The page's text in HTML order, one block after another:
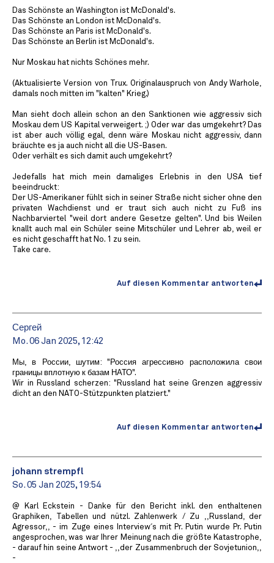
Das Schönste an Washington ist McDonald's.
Das Schönste an London ist McDonald's.
Das Schönste an Paris ist McDonald's.
Das Schönste an Berlin ist McDonald's.
Nur Moskau hat nichts Schönes mehr.
(Aktualisierte Version von Trux. Originalauspruch von Andy Warhole,
damals noch mitten im "kalten" Krieg.)
Man sieht doch allein schon an den Sanktionen wie aggressiv sich
Moskau dem US Kapital verweigert. ;) Oder war das umgekehrt? Das
ist aber auch völlig egal, denn wäre Moskau nicht aggressiv, dann
bräuchte es ja auch nicht all die US-Basen.
Oder verhält es sich damit auch umgekehrt?
Jedefalls hat mich mein damaliges Erlebnis in den USA tief
beeindruckt:
Der US-Amerikaner fühlt sich in seiner Straße nicht sicher ohne den
privaten Wachdienst und er traut sich auch nicht zu Fuß ins
Nachbarviertel "weil dort andere Gesetze gelten". Und bis Weilen
knallt auch mal ein Schüler seine Mitschüler und Lehrer ab, weil er
es nicht geschafft hat No. 1 zu sein.
Take care.
Auf diesen Kommentar antworten
Сергей
Mo. 06 Jan 2025, 12:42
Мы, в России, шутим: "Россия агрессивно расположила свои
границы вплотную к базам НАТО".
Wir in Russland scherzen: "Russland hat seine Grenzen aggressiv
dicht an den NATO-Stützpunkten platziert."
Auf diesen Kommentar antworten
johann strempfl
So. 05 Jan 2025, 19:54
@ Karl Eckstein - Danke für den Bericht inkl. den enthaltenen
Graphiken, Tabellen und nützl. Zahlenwerk / Zu ,,Russland, der
Agressor,, - im Zuge eines Interview´s mit Pr. Putin wurde Pr. Putin
angesprochen, was war Ihrer Meinung nach die größte Katastrophe,
- darauf hin seine Antwort - ,,der Zusammenbruch der Sovjetunion,,
-